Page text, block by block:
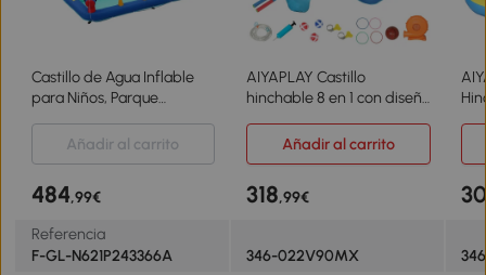
Castillo de Agua Inflable
para Niños, Parque
para Exteriores con
Soplador, Toboganes
y Pistola de Agua,
AIYAPLAY Castillo
hinchable 8 en 1 con diseño
tobogán piscina trampolín
para 3–8 años
Añadir al carrito Añadir al carrito
484,99€ 318,99€
Referencia
F-GL-N621P243366A
346-022V90MX